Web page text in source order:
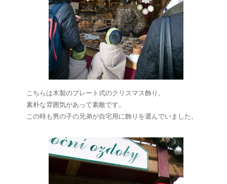
こちらは木製のプレート式のクリスマス飾り。
素朴な雰囲気があって素敵です。
この時も男の子の兄弟が自宅用に飾りを選んでいました。